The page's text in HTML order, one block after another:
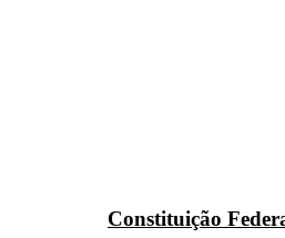
Constituição